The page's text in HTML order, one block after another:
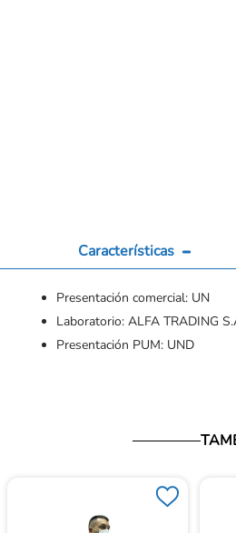
Características
Presentación comercial: UN
Laboratorio: ALFA TRADING
Presentación PUM: UND